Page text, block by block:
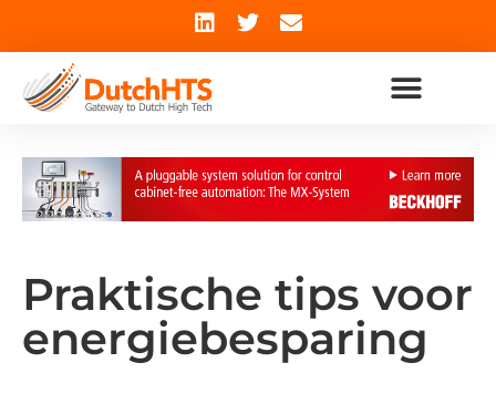
Praktische tips voor
energiebesparing